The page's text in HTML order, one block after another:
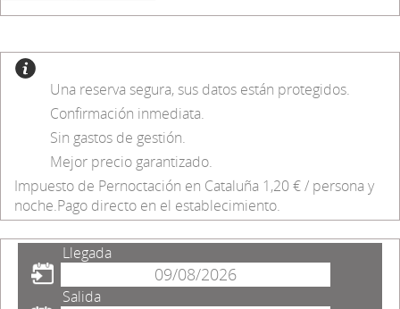
Una reserva segura, sus datos están protegidos.
Confirmación inmediata.
Sin gastos de gestión.
Mejor precio garantizado.
Impuesto de Pernoctación en Cataluña 1,20 € / persona y
noche.Pago directo en el establecimiento.
Llegada
Salida